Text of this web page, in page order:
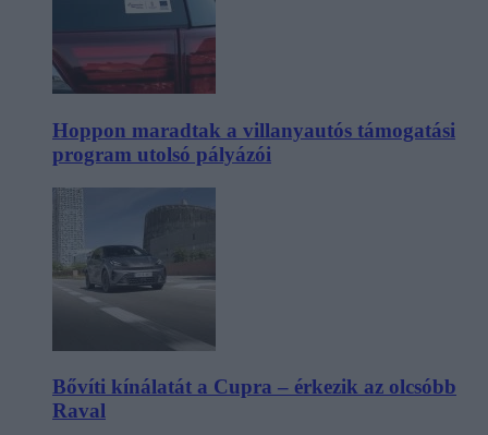
Hoppon maradtak a villanyautós támogatási
program utolsó pályázói
Bővíti kínálatát a Cupra – érkezik az olcsóbb
Raval